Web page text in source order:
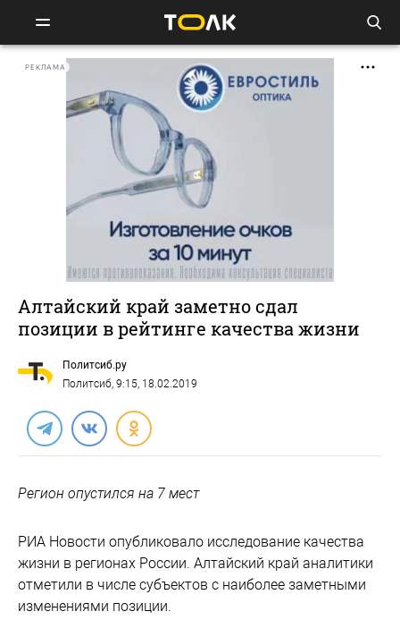
РЕКЛАМА
Алтайский край заметно сдал
позиции в рейтинге качества жизни
Политсиб.ру
Политсиб, 9:15, 18.02.2019
Регион опустился на 7 мест
РИА Новости опубликовало исследование качества
жизни в регионах России. Алтайский край аналитики
отметили в числе субъектов с наиболее заметными
изменениями позиции.